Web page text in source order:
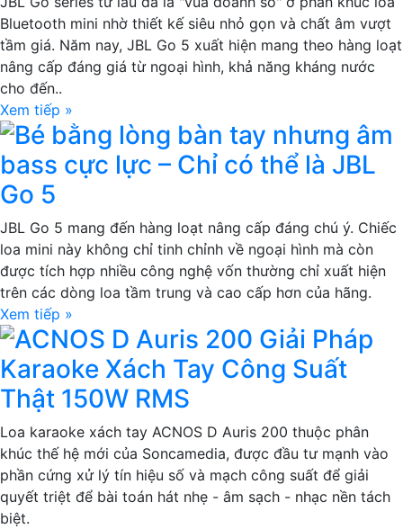
Bluetooth mini nhờ thiết kế siêu nhỏ gọn và chất âm vượt
tầm giá. Năm nay, JBL Go 5 xuất hiện mang theo hàng loạt
nâng cấp đáng giá từ ngoại hình, khả năng kháng nước
cho đến..
Xem tiếp »
Bé bằng lòng bàn tay nhưng âm
bass cực lực – Chỉ có thể là JBL
Go 5
JBL Go 5 mang đến hàng loạt nâng cấp đáng chú ý. Chiếc
loa mini này không chỉ tinh chỉnh về ngoại hình mà còn
được tích hợp nhiều công nghệ vốn thường chỉ xuất hiện
trên các dòng loa tầm trung và cao cấp hơn của hãng.
Xem tiếp »
ACNOS D Auris 200 Giải Pháp
Karaoke Xách Tay Công Suất
Thật 150W RMS
Loa karaoke xách tay ACNOS D Auris 200 thuộc phân
khúc thế hệ mới của Soncamedia, được đầu tư mạnh vào
phần cứng xử lý tín hiệu số và mạch công suất để giải
quyết triệt để bài toán hát nhẹ - âm sạch - nhạc nền tách
biệt.